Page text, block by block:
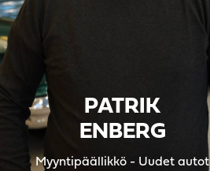
PATRIK
ENBERG
Myyntipäällikkö - Uudet autot